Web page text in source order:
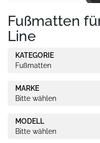
Fußmatten
Line
KATEGORIE
Fußmatten
MARKE
Bitte wählen
MODELL
Bitte wählen